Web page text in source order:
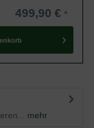
499,90 €
mehr